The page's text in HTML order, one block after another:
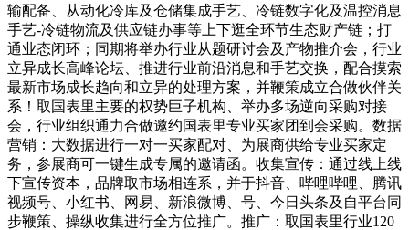
输配备、从动化冷库及仓储集成手艺、冷链数字化及温控消息
手艺-冷链物流及供应链办事等上下逛全环节生态财产链；打
通业态闭环；同期将举办行业从题研讨会及产物推介会，行业
立异成长高峰论坛、推进行业前沿消息和手艺交换，配合摸索
最新市场成长趋向和立异的处理方案，并鞭策成立合做伙伴关
系！取国表里主要的权势巨子机构、举办多场逆向采购对接
会，行业组织通力合做邀约国表里专业买家团到会采购。数据
营销：大数据进行一对一买家配对、为展商供给专业买家定
务，参展商可一键生成专属的邀请函。收集宣传：通过线上线
下宣传资本，品牌取市场相连系，并于抖音、哔哩哔哩、腾讯
视频号、小红书、网易、新浪微博、号、今日头条及自平台同
步鞭策、操纵收集进行全方位推广。推广：取国表里行业120